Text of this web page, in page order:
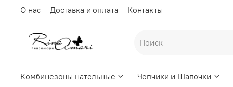
О нас Доставка и оплата Контакты
Комбинезоны нательные Чепчики и Шапочки